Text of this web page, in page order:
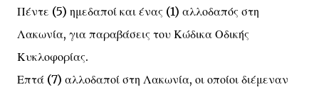
Πέντε (5) ημεδαποί και ένας (1) αλλοδαπός στη
Λακωνία, για παραβάσεις του Κώδικα Οδικής
Κυκλοφορίας.
Επτά (7) αλλοδαποί στη Λακωνία, οι οποίοι διέμεναν